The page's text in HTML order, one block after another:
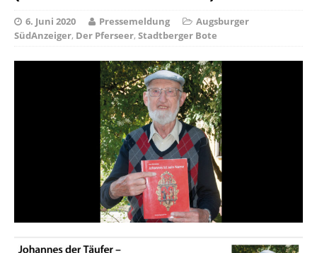
6. Juni 2020 Pressemeldung
Augsburger
SüdAnzeiger, Der Pferseer, Stadtberger Bote